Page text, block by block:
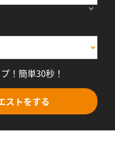
！簡単30秒！
ストをする